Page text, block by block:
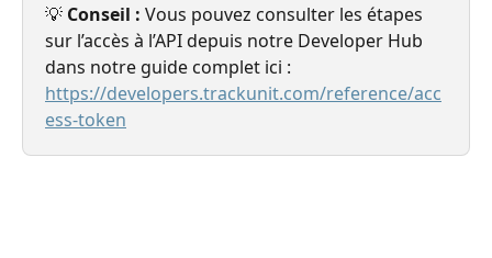
💡 Conseil : Vous pouvez consulter les étapes
sur l’accès à l’API depuis notre Developer Hub
dans notre guide complet ici :
https://developers.trackunit.com/reference/acc
ess-token